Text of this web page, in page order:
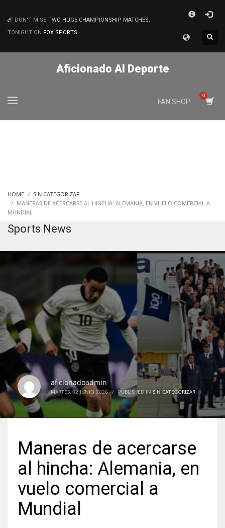
MATCHES
NYJ
DON'T MISS TWO HUGE CHAMPIONSHIP MATCHES,
TONIGHT ON FOX SPORTS
Aficionado Al Deporte
FAN SHOP
HOME
SIN CATEGORIZAR
MANERAS DE ACERCARSE AL HINCHA: ALEMANIA, EN VUELO COMERCIAL A
MUNDIAL
Sports News
aficionadoadmin
MARTES, 02 JUNIO 2026 / PUBLISHED IN SIN CATEGORIZAR
Maneras de acercarse
al hincha: Alemania, en
vuelo comercial a
Mundial